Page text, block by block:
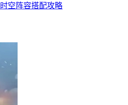
空阵容搭配攻略